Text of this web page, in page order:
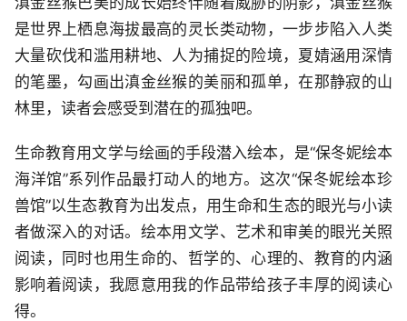
是世界上栖息海拔最高的灵长类动物，一步步陷入人类
大量砍伐和滥用耕地、人为捕捉的险境，夏婧涵用深情
的笔墨，勾画出滇金丝猴的美丽和孤单，在那静寂的山
林里，读者会感受到潜在的孤独吧。
生命教育用文学与绘画的手段潜入绘本，是“保冬妮绘本
海洋馆”系列作品最打动人的地方。这次“保冬妮绘本珍
兽馆”以生态教育为出发点，用生命和生态的眼光与小读
者做深入的对话。绘本用文学、艺术和审美的眼光关照
阅读，同时也用生命的、哲学的、心理的、教育的内涵
影响着阅读，我愿意用我的作品带给孩子丰厚的阅读心
得。